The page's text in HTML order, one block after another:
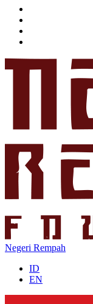
Negeri Rempah
ID
EN